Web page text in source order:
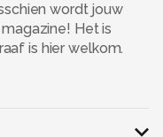
wordt jouw
Het is
is hier welkom.